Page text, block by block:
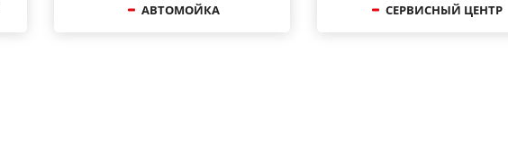
АВТОМОЙКА СЕРВИСНЫЙ ЦЕНТР